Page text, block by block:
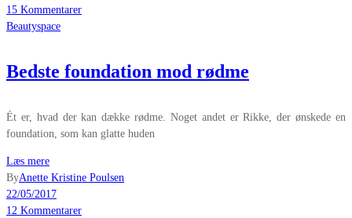
15 Kommentarer
Beautyspace
Bedste foundation mod rødme
Ét er, hvad der kan dække rødme. Noget andet er Rikke, der ønskede en
foundation, som kan glatte huden
Læs mere
ByAnette Kristine Poulsen
22/05/2017
12 Kommentarer